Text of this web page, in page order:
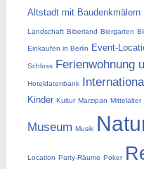
Altstadt mit Baudenkmälern
Landschaft Biberland Biergarten
Einkaufen in Berlin Event-
Schloss Ferienwohnung
Hoteldatenbank
Kinder Kultur Marzipan Mittelalter
Museum Musik
Location Party-Räume Poker